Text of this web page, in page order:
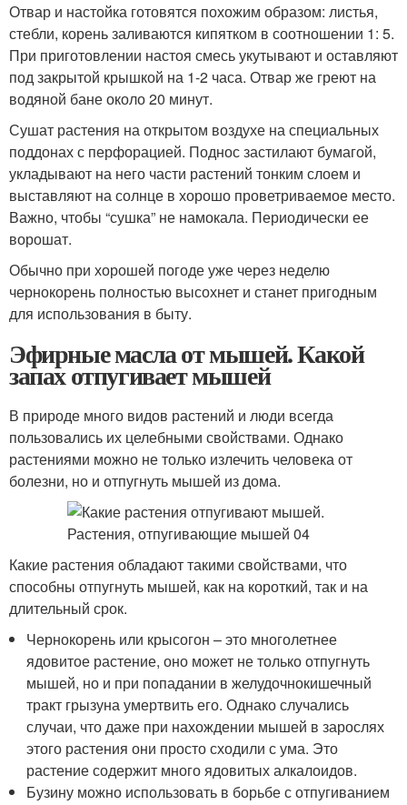
Отвар и настойка готовятся похожим образом: листья,
стебли, корень заливаются кипятком в соотношении 1: 5.
При приготовлении настоя смесь укутывают и оставляют
под закрытой крышкой на 1-2 часа. Отвар же греют на
водяной бане около 20 минут.
Сушат растения на открытом воздухе на специальных
поддонах с перфорацией. Поднос застилают бумагой,
укладывают на него части растений тонким слоем и
выставляют на солнце в хорошо проветриваемое место.
Важно, чтобы “сушка” не намокала. Периодически ее
ворошат.
Обычно при хорошей погоде уже через неделю
чернокорень полностью высохнет и станет пригодным
для использования в быту.
Эфирные масла от мышей. Какой
запах отпугивает мышей
В природе много видов растений и люди всегда
пользовались их целебными свойствами. Однако
растениями можно не только излечить человека от
болезни, но и отпугнуть мышей из дома.
Какие растения обладают такими свойствами, что
способны отпугнуть мышей, как на короткий, так и на
длительный срок.
Чернокорень или крысогон – это многолетнее
ядовитое растение, оно может не только отпугнуть
мышей, но и при попадании в желудочнокишечный
тракт грызуна умертвить его. Однако случались
случаи, что даже при нахождении мышей в зарослях
этого растения они просто сходили с ума. Это
растение содержит много ядовитых алкалоидов.
Бузину можно использовать в борьбе с отпугиванием